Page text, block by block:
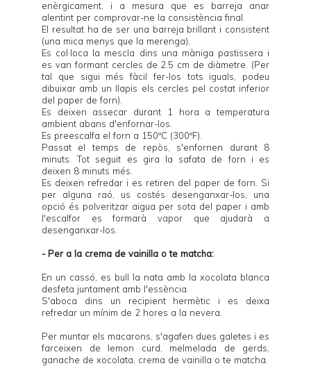
enèrgicament, i a mesura que es barreja anar
alentint per comprovar-ne la consistència final.
El resultat ha de ser una barreja brillant i consistent
(una mica menys que la merenga).
Es col·loca la mescla dins una màniga pastissera i
es van formant cercles de 2.5 cm de diàmetre. (Per
tal que sigui més fàcil fer-los tots iguals, podeu
dibuixar amb un llapis els cercles pel costat inferior
del paper de forn).
Es deixen assecar durant 1 hora a temperatura
ambient abans d'enfornar-los.
Es preescalfa el forn a 150ºC (300ºF).
Passat el temps de repòs, s'enfornen durant 8
minuts. Tot seguit es gira la safata de forn i es
deixen 8 minuts més.
Es deixen refredar i es retiren del paper de forn. Si
per alguna raó, us costés desenganxar-los, una
opció és polveritzar aigua per sota del paper i amb
l'escalfor es formarà vapor que ajudarà a
desenganxar-los.
- Per a la crema de vainilla o te matcha:
En un cassó, es bull la nata amb la xocolata blanca
desfeta juntament amb l'essència.
S'aboca dins un recipient hermètic i es deixa
refredar un mínim de 2 hores a la nevera.
Per muntar els macarons, s'agafen dues galetes i es
farceixen de lemon curd , melmelada de gerds,
ganache de xocolata, crema de vainilla o te matcha.